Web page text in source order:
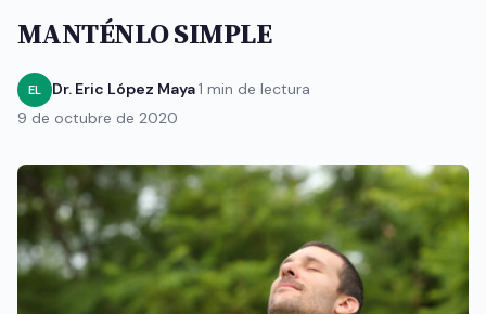
MANTÉNLO SIMPLE
EL Dr. Eric López Maya1 min de lectura
9 de octubre de 2020